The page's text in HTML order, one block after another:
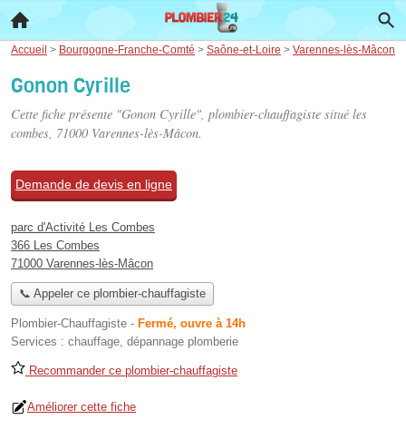
Accueil > Bourgogne-Franche-Comté > Saône-et-Loire > Varennes-lès-Mâcon
Gonon Cyrille
Cette fiche présente "Gonon Cyrille", plombier-chauffagiste situé les
combes, 71000 Varennes-lès-Mâcon.
Demande de devis en ligne
parc d'Activité Les Combes
366 Les Combes
71000 Varennes-lès-Mâcon
📞 Appeler ce plombier-chauffagiste
Plombier-Chauffagiste - Fermé, ouvre à 14h
Services : chauffage, dépannage plomberie
Recommander ce plombier-chauffagiste
Améliorer cette fiche